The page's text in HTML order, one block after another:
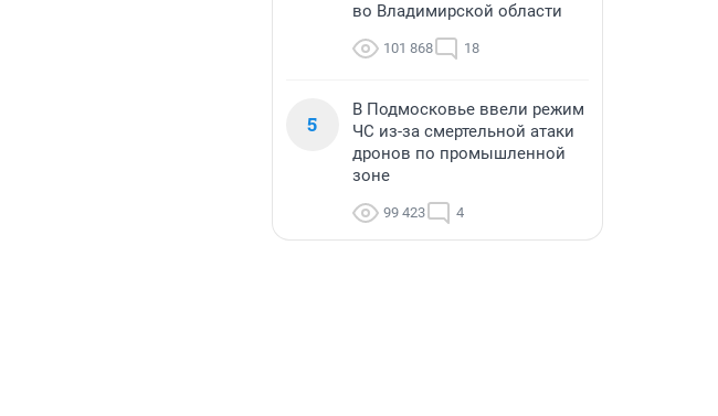
во Владимирской области
101 868 18
5
В Подмосковье ввели режим
ЧС из-за смертельной атаки
дронов по промышленной
зоне
99 423 4